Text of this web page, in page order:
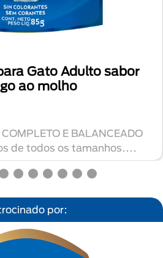
Gato Adulto sabor
ao molho
E BALANCEADO
de todos os tamanhos....
por: